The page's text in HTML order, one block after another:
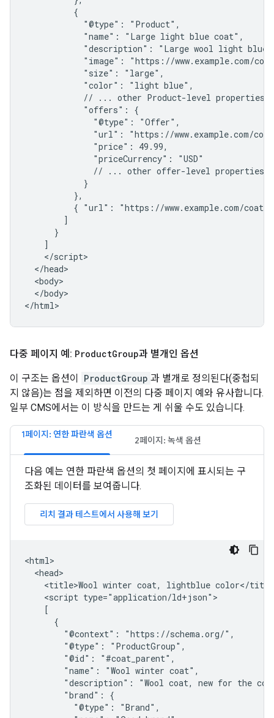
          {
            "@type": "Product",
            "name": "Large light blue coat",
"description": "Large wool light blue
"image": "https://www.example.com/
            "size": "large",
            "color": "light blue",
            // ... other Product-level properties
            "offers": {
              "@type": "Offer",
"url": "https://www.example.com/
              "price": 49.99,
              "priceCurrency": "USD"
              // ... other offer-level properties
            }
          },
{ "url": "https://www.example.com/coat/
        ]
      }
    ]
    </script>
  </head>
  <body>
  </body>
</html>
다중 페이지 예: ProductGroup과 별개인 옵션
이 구조는 옵션이 ProductGroup 과 별개로 정의된다(중첩되
지 않음)는 점을 제외하면 이전의 다중 페이지 예와 유사합니다.
일부 CMS에서는 이 방식을 만드는 게 쉬울 수도 있습니다.
1페이지: 연한 파란색 옵션
2페이지: 녹색 옵션
다음 예는 연한 파란색 옵션의 첫 페이지에 표시되는 구
조화된 데이터를 보여줍니다.
<html>
  <head>
<title>Wool winter coat, lightblue color</
    <script type="application/ld+json">
    [
      {
        "@context": "https://schema.org/",
        "@type": "ProductGroup",
        "@id": "#coat_parent",
        "name": "Wool winter coat",
"description": "Wool coat, new for the
        "brand": {
          "@type": "Brand",